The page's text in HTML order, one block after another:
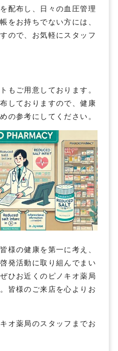
配布し、日々の血圧管理
をお持ちでない方には、
ので、お気軽にスタッフ
もご用意しております。
しておりますので、健康
の参考にしてください。
様の健康を第一に考え、
発活動に取り組んでまい
ひお近くのピノキオ薬局
皆様のご来店を心よりお
オ薬局のスタッフまでお